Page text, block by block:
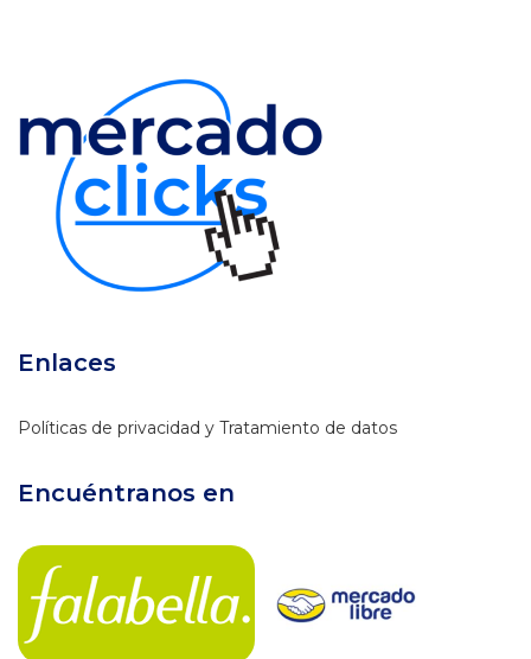
Enlaces
Políticas de privacidad y Tratamiento de datos
Encuéntranos en